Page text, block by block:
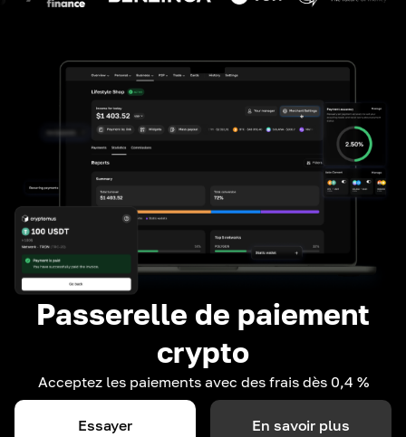
Passerelle de paiement
crypto
Acceptez les paiements avec des frais dès 0,4 %
Essayer En savoir plus